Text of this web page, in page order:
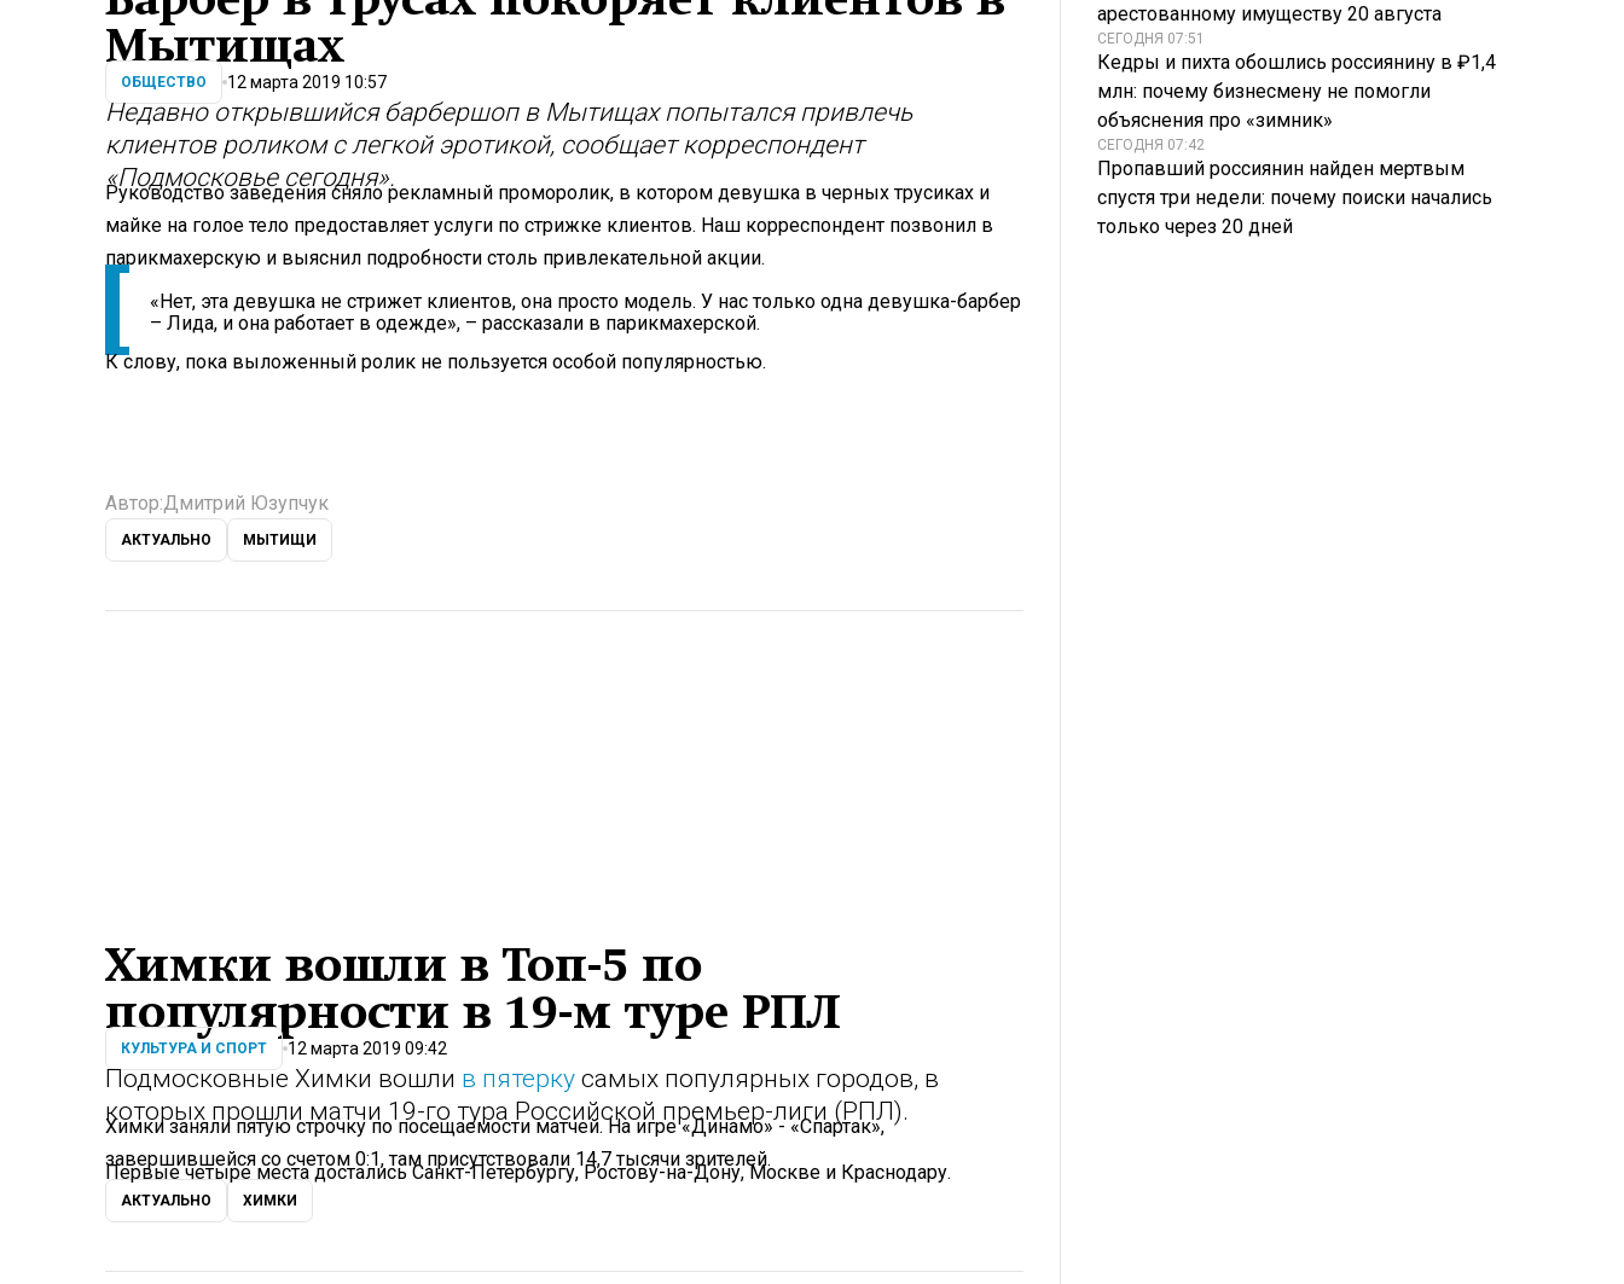
Мытищах
ОБЩЕСТВО 12 марта 2019 10:57
Недавно открывшийся барбершоп в Мытищах попытался привлечь
клиентов роликом с легкой эротикой, сообщает корреспондент
«Подмосковье сегодня».
Руководство заведения сняло рекламный проморолик, в котором девушка в черных трусиках и
майке на голое тело предоставляет услуги по стрижке клиентов. Наш корреспондент позвонил в
парикмахерскую и выяснил подробности столь привлекательной акции.
«Нет, эта девушка не стрижет клиентов, она просто модель. У нас только одна девушка-барбер
– Лида, и она работает в одежде», – рассказали в парикмахерской.
К слову, пока выложенный ролик не пользуется особой популярностью.
Автор:Дмитрий Юзупчук
АКТУАЛЬНО МЫТИЩИ
Химки вошли в Топ-5 по
популярности в 19-м туре РПЛ
КУЛЬТУРА И СПОРТ 12 марта 2019 09:42
Подмосковные Химки вошли в пятерку самых популярных городов, в
которых прошли матчи 19-го тура Российской премьер-лиги (РПЛ).
Химки заняли пятую строчку по посещаемости матчей. На игре «Динамо» - «Спартак»,
завершившейся со счетом 0:1, там присутствовали 14,7 тысячи зрителей.
Первые четыре места достались Санкт-Петербургу, Ростову-на-Дону, Москве и Краснодару.
АКТУАЛЬНО ХИМКИ
арестованному имуществу 20 августа
СЕГОДНЯ 07:51
Кедры и пихта обошлись россиянину в ₽1,4
млн: почему бизнесмену не помогли
объяснения про «зимник»
СЕГОДНЯ 07:42
Пропавший россиянин найден мертвым
спустя три недели: почему поиски начались
только через 20 дней